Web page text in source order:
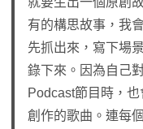
有的構思故事，我
先抓出來，寫下場
錄下來。因為自己
Podcast節目時，
創作的歌曲。連每